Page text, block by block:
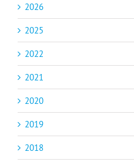
2026
2025
2022
2021
2020
2019
2018